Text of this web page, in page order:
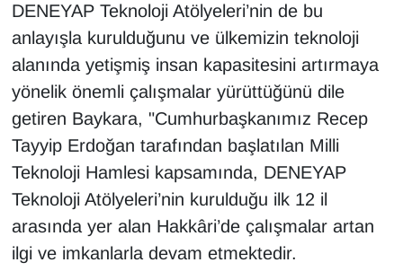
DENEYAP Teknoloji Atölyeleri’nin de bu
anlayışla kurulduğunu ve ülkemizin teknoloji
alanında yetişmiş insan kapasitesini artırmaya
yönelik önemli çalışmalar yürüttüğünü dile
getiren Baykara, "Cumhurbaşkanımız Recep
Tayyip Erdoğan tarafından başlatılan Milli
Teknoloji Hamlesi kapsamında, DENEYAP
Teknoloji Atölyeleri’nin kurulduğu ilk 12 il
arasında yer alan Hakkâri’de çalışmalar artan
ilgi ve imkanlarla devam etmektedir.
Kim Kimdir?
Kültür & Sanat
MAGAZİN
MEDYA
ONE EKONOMİ